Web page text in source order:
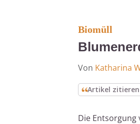
Biomüll
Von Katharina
Artikel zitieren
Die